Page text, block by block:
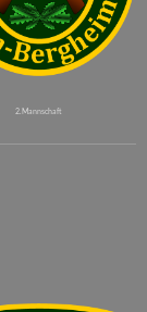
2. Mannschaft